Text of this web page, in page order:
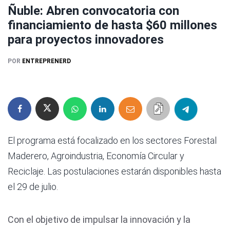
Ñuble: Abren convocatoria con
financiamiento de hasta $60 millones
para proyectos innovadores
POR ENTREPRENERD
El programa está focalizado en los sectores Forestal
Maderero, Agroindustria, Economía Circular y
Reciclaje. Las postulaciones estarán disponibles hasta
el 29 de julio.
Con el objetivo de impulsar la innovación y la